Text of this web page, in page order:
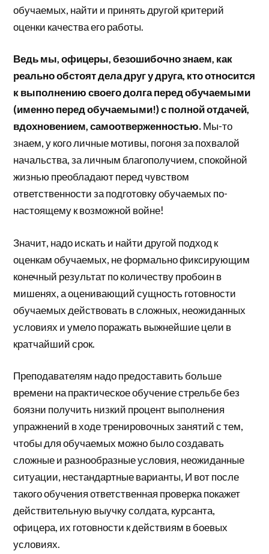
обучаемых, найти и принять другой критерий
оценки качества его работы.
Ведь мы, офицеры, безошибочно знаем, как
реально обстоят дела друг у друга, кто относится
к выполнению своего долга перед обучаемыми
(именно перед обучаемыми!) с полной отдачей,
вдохновением, самоотверженностью.Мы-то
знаем, у кого личные мотивы, погоня за похвалой
начальства, за личным благополучием, спокойной
жизнью преобладают перед чувством
ответственности за подготовку обучаемых по-
настоящему к возможной войне!
Значит, надо искать и найти другой подход к
оценкам обучаемых, не формально фиксирующим
конечный результат по количеству пробоин в
мишенях, а оценивающий сущность готовности
обучаемых действовать в сложных, неожиданных
условиях и умело поражать выжнейшие цели в
кратчайший срок.
Преподавателям надо предоставить больше
времени на практическое обучение стрельбе без
боязни получить низкий процент выполнения
упражнений в ходе тренировочных занятий с тем,
чтобы для обучаемых можно было создавать
сложные и разнообразные условия, неожиданные
ситуации, нестандартные варианты, И вот после
такого обучения ответственная проверка покажет
действительную выучку солдата, курсанта,
офицера, их готовности к действиям в боевых
условиях.